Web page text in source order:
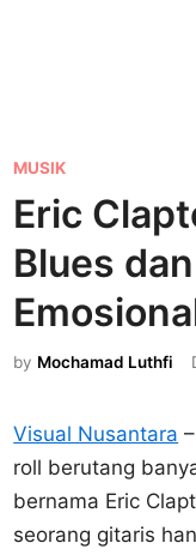
P
o
s
e
d
i
MUSIK
Eric
Blues
by Mochamad Luthfi
Visual Nusantara
roll berutang
bernama Eric
seorang gitaris